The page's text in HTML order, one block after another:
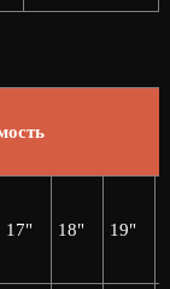
17" 18" 19"